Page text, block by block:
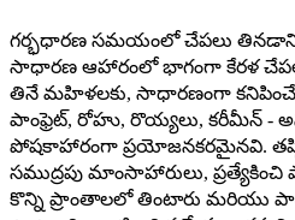
గర్భధారణ సమయంలో చేపలు
సాధారణ ఆహారంలో భాగంగా కేరళ
తినే మహిళలకు, సాధారణంగా కనిపించే
పాంఫ్రెట్, రోహు, రొయ్యలు, కరీమీన్ -
పోషకాహారంగా ప్రయోజనకరమైనవి.
సముద్రపు మాంసాహారులు,
కొన్ని ప్రాంతాలలో తింటారు మరియు